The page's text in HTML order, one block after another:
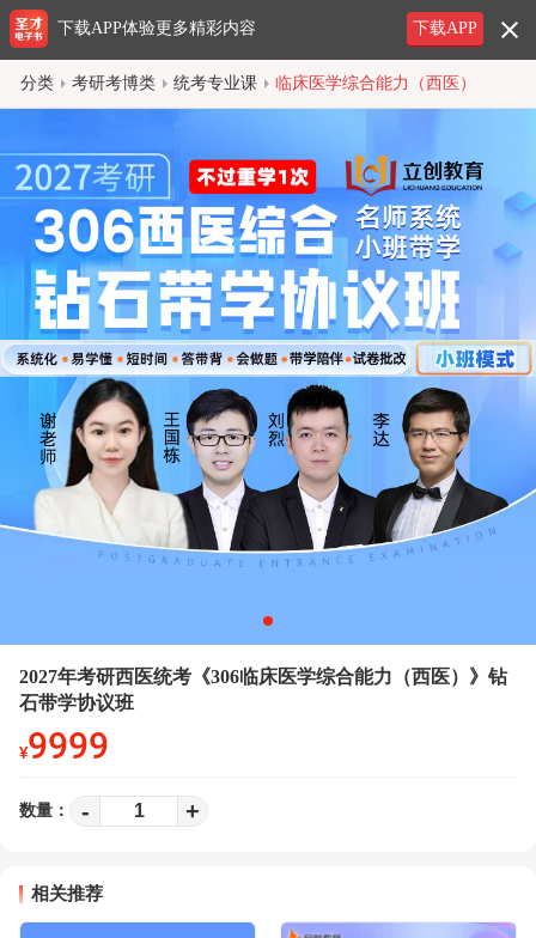
分类 考研考博类 统考专业课 临床医学综合能力（西医）
2027年考研西医统考《306临床医学综合能力（西医）》钻
石带学协议班
¥9999
数量： - +
相关推荐
下载APP
下载APP体验更多精彩内容